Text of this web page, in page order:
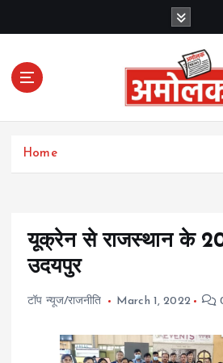
c
Amolak News
Home
यूक्रेन से राजस्थान के
उदयपुर
टॉप न्यूज/राजनीति March 1, 2022